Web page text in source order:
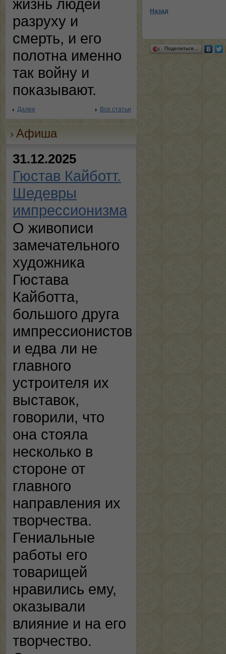
жизнь людей
разруху и
смерть, и его
полотна именно
так войну и
показывают.
Далее Все статьи
Афиша
31.12.2025
Гюстав Кайботт.
Шедевры
импрессионизма
О живописи
замечательного
художника
Гюстава
Кайботта,
большого друга
импрессионистов
и едва ли не
главного
устроителя их
выставок,
говорили, что
она стояла
несколько в
стороне от
главного
направления их
творчества.
Гениальные
работы его
товарищей
нравились ему,
оказывали
влияние и на его
творчество.
Назад
Поделиться…